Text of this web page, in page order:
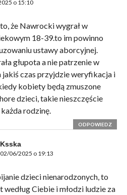
o 15:10
że Nawrocki wygrał w
18-39.to im powinno
ustawy aborcyjnej.
głupota a nie patrzenie w
jakiś czas przyjdzie weryfikacja i
kobiety będą zmuszone
dzieci, takie nieszczęście
rodzinę.
ODPOWIEDZ
Ksska
02/06/2025 o 19:13
dzieci nienarodzonych, to
Ciebie i młodzi ludzie za